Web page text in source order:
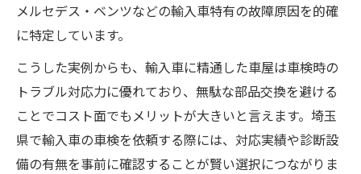
メルセデス・ベンツなどの輸入車特有の故障原因を的確
に特定しています。
こうした実例からも、輸入車に精通した車屋は車検時の
トラブル対応力に優れており、無駄な部品交換を避ける
ことでコスト面でもメリットが大きいと言えます。埼玉
県で輸入車の車検を依頼する際には、対応実績や診断設
備の有無を事前に確認することが賢い選択につながりま